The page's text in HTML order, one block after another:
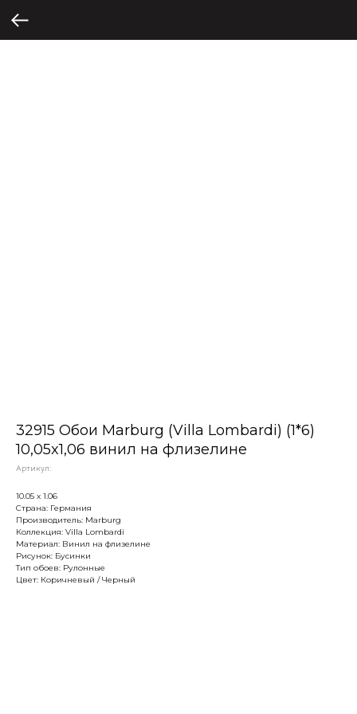
32915 Обои Marburg (Villa Lombardi) (1*6)
10,05x1,06 винил на флизелине
Артикул:
10.05 х 1.06
Страна: Германия
Производитель: Marburg
Коллекция: Villa Lombardi
Материал: Винил на флизелине
Рисунок: Бусинки
Тип обоев: Рулонные
Цвет: Коричневый / Черный